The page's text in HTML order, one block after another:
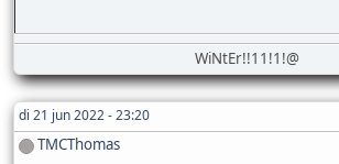
WiNtEr!!11!1!@
di 21 jun 2022 - 23:20
TMCThomas